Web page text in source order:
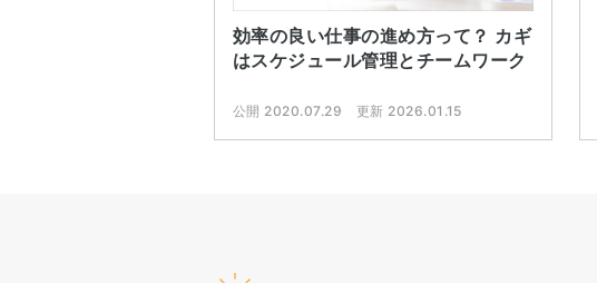
効率の良い仕事の進め方って？ カギ
はスケジュール管理とチームワーク
公開 2020.07.29 更新 2026.01.15